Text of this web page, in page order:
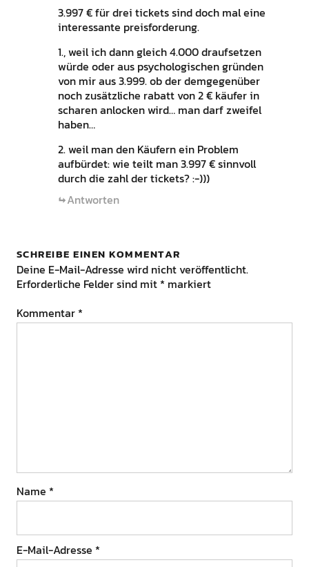
3.997 € für drei tickets sind doch mal eine
interessante preisforderung.
1., weil ich dann gleich 4.000 draufsetzen
würde oder aus psychologischen gründen
von mir aus 3.999. ob der demgegenüber
noch zusätzliche rabatt von 2 € käufer in
scharen anlocken wird… man darf zweifel
haben…
2. weil man den Käufern ein Problem
aufbürdet: wie teilt man 3.997 € sinnvoll
durch die zahl der tickets? :-)))
Antworten
SCHREIBE EINEN KOMMENTAR
Deine E-Mail-Adresse wird nicht veröffentlicht.
Erforderliche Felder sind mit * markiert
Kommentar *
Name *
E-Mail-Adresse *